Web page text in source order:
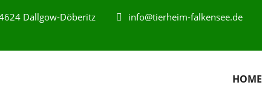
Dallgow-Döberitz info@tierheim-falkensee.de
HOME